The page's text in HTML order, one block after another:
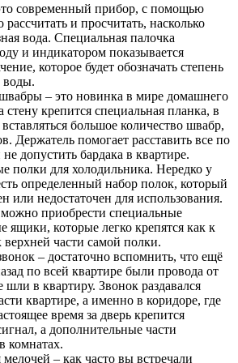
современный прибор, с помощью
и просчитать, насколько
вода. Специальная палочка
и индикатором показывается
которое будет обозначать степень
воды.
– это новинка в мире домашнего
крепится специальная планка, в
большое количество швабр,
Держатель помогает расставить все по
допустить бардака в квартире.
полки для холодильника. Нередко у
определенный набор полок, который
или недостаточен для использования.
приобрести специальные
ящики, которые легко крепятся как к
верхней части самой полки.
– достаточно вспомнить, что ещё
по всей квартире были провода от
шли в квартиру. Звонок раздавался
квартире, а именно в коридоре, где
время за дверь крепится
а дополнительные части
комнатах.
– как часто вы встречали